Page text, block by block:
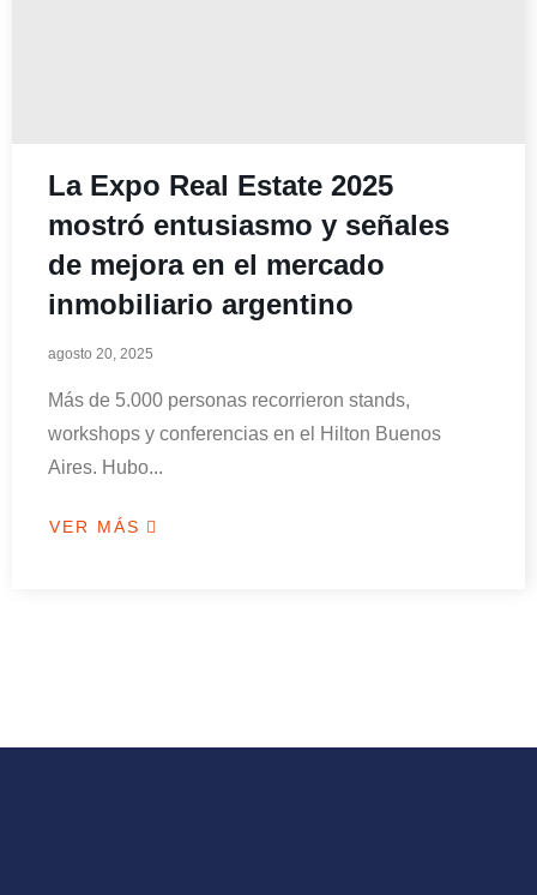
La Expo Real Estate 2025
mostró entusiasmo y señales
de mejora en el mercado
inmobiliario argentino
agosto 20, 2025
Más de 5.000 personas recorrieron stands,
workshops y conferencias en el Hilton Buenos
Aires. Hubo...
VER MÁS